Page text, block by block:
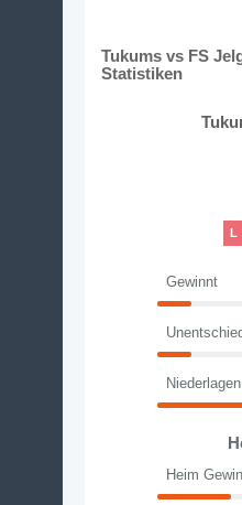
Tukums vs FS
Statistiken
L
Gewinnt
Niederlagen
Heim